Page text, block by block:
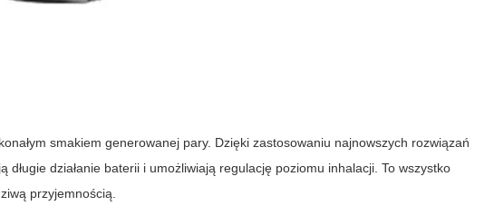
smakiem generowanej pary. Dzięki zastosowaniu najnowszych rozwiązań
długie działanie baterii i umożliwiają regulację poziomu inhalacji. To wszystko
przyjemnością.